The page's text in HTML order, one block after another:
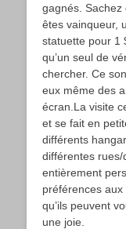
gagnés. Sachez
êtes vainqueur,
statuette pour 1
qu’un seul de
chercher. Ce
eux même des
écran.La visite
et se fait en
différents
différentes
entièrement
préférences aux
qu’ils peuvent
une joie.